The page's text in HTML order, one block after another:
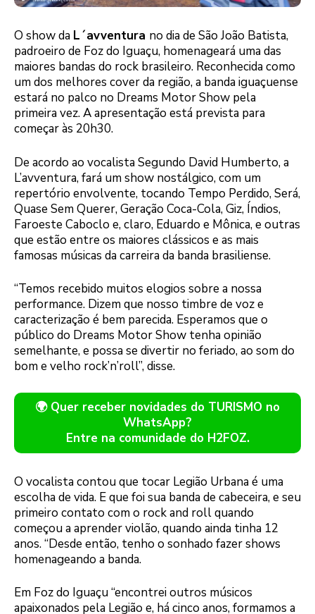
O show da L´avventura no dia de São João Batista,
padroeiro de Foz do Iguaçu, homenageará uma das
maiores bandas do rock brasileiro. Reconhecida como
um dos melhores cover da região, a banda iguaçuense
estará no palco no Dreams Motor Show pela
primeira vez. A apresentação está prevista para
começar às 20h30.
De acordo ao vocalista Segundo David Humberto, a
L’avventura, fará um show nostálgico, com um
repertório envolvente, tocando Tempo Perdido, Será,
Quase Sem Querer, Geração Coca-Cola, Giz, Índios,
Faroeste Caboclo e, claro, Eduardo e Mônica, e outras
que estão entre os maiores clássicos e as mais
famosas músicas da carreira da banda brasiliense.
“Temos recebido muitos elogios sobre a nossa
performance. Dizem que nosso timbre de voz e
caracterização é bem parecida. Esperamos que o
público do Dreams Motor Show tenha opinião
semelhante, e possa se divertir no feriado, ao som do
bom e velho rock’n’roll”, disse.
🌍 Quer receber novidades do TURISMO no
WhatsApp?
Entre na comunidade do H2FOZ.
O vocalista contou que tocar Legião Urbana é uma
escolha de vida. E que foi sua banda de cabeceira, e seu
primeiro contato com o rock and roll quando
começou a aprender violão, quando ainda tinha 12
anos. “Desde então, tenho o sonhado fazer shows
homenageando a banda.
Em Foz do Iguaçu “encontrei outros músicos
apaixonados pela Legião e, há cinco anos, formamos a